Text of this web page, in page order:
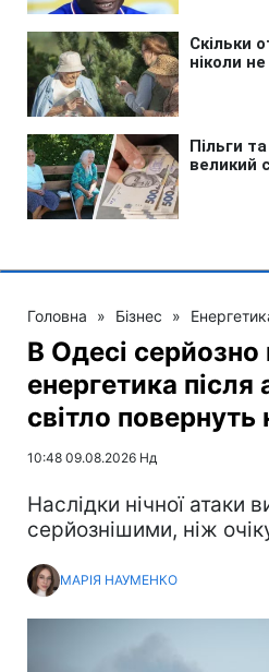
Головна » Бізнес »
В Одесі
енергетика
світло
10:48 09.08.2026 Нд
Наслідки нічної атаки
серйознішими, ніж
МАРІЯ НАУМЕНКО